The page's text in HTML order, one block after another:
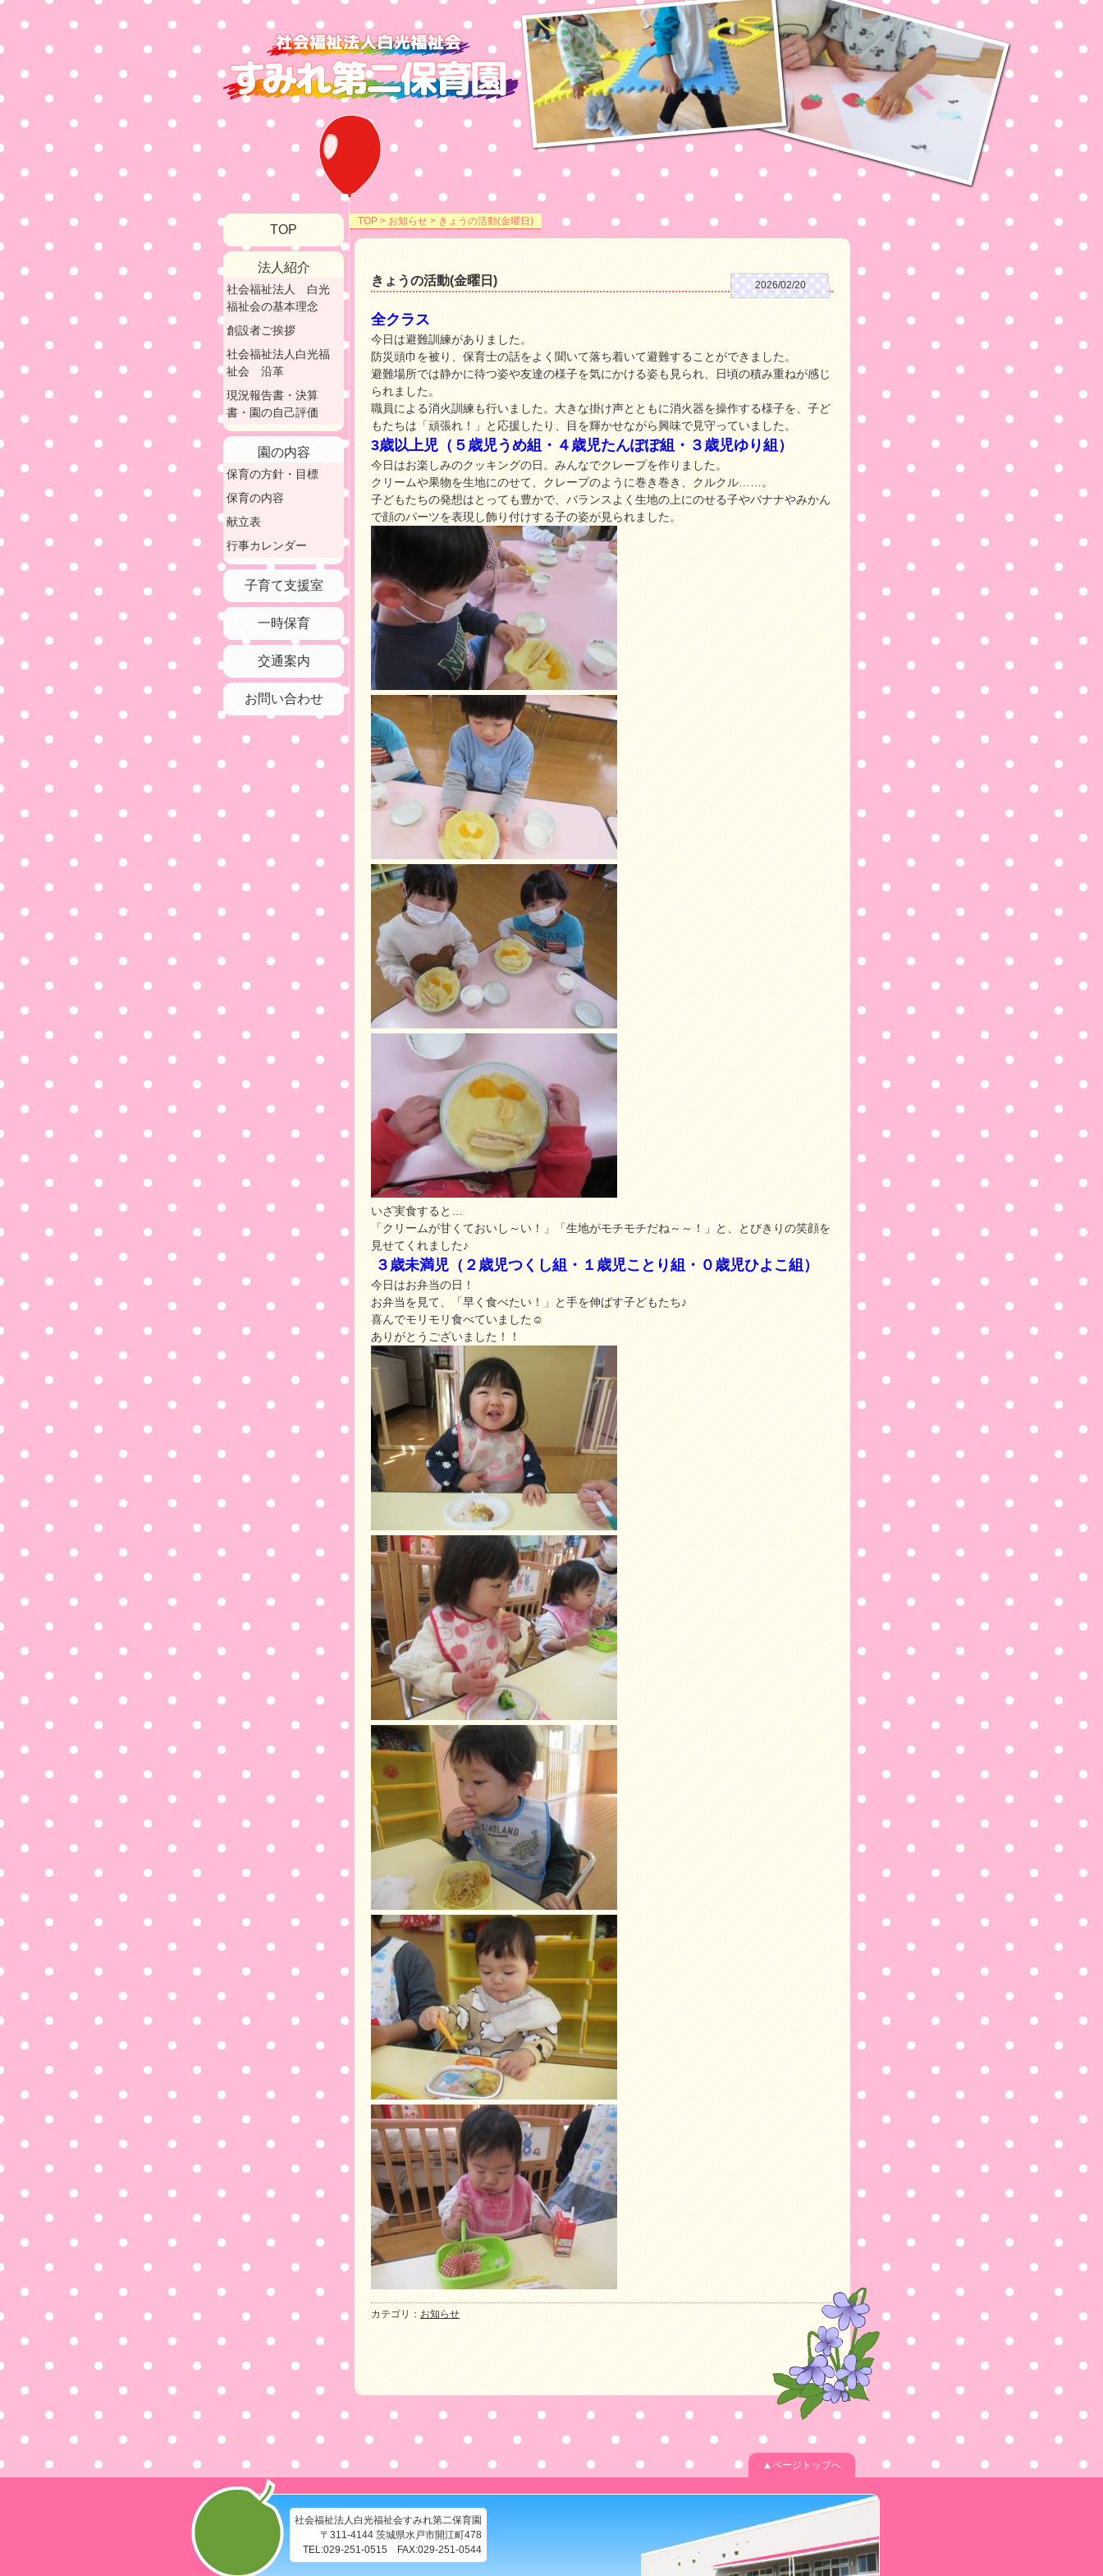
TOP > お知らせ > きょうの活動(金曜日)
2026/02/20
きょうの活動(金曜日)
全クラス
今日は避難訓練がありました。
防災頭巾を被り、保育士の話をよく聞いて落ち着いて避難することができました。
避難場所では静かに待つ姿や友達の様子を気にかける姿も見られ、日頃の積み重ねが感じ
られました。
職員による消火訓練も行いました。大きな掛け声とともに消火器を操作する様子を、子ど
もたちは「頑張れ！」と応援したり、目を輝かせながら興味で見守っていました。
3歳以上児（５歳児うめ組・４歳児たんぽぽ組・３歳児ゆり組）
今日はお楽しみのクッキングの日。みんなでクレープを作りました。
クリームや果物を生地にのせて、クレープのように巻き巻き、クルクル……。
子どもたちの発想はとっても豊かで、バランスよく生地の上にのせる子やバナナやみかん
で顔のパーツを表現し飾り付けする子の姿が見られました。
いざ実食すると…
「クリームが甘くておいし～い！」「生地がモチモチだね～～！」と、とびきりの笑顔を
見せてくれました♪
３歳未満児（２歳児つくし組・１歳児ことり組・０歳児ひよこ組）
今日はお弁当の日！
お弁当を見て、「早く食べたい！」と手を伸ばす子どもたち♪
喜んでモリモリ食べていました☺
ありがとうございました！！
カテゴリ：お知らせ
TOP
法人紹介
社会福祉法人 白光
福祉会の基本理念
創設者ご挨拶
社会福祉法人白光福
祉会 沿革
現況報告書・決算
書・園の自己評価
園の内容
保育の方針・目標
保育の内容
献立表
行事カレンダー
子育て支援室
一時保育
交通案内
お問い合わせ
▲ページトップへ
社会福祉法人白光福祉会すみれ第二保育園
〒311-4144 茨城県水戸市開江町478
TEL:029-251-0515 FAX:029-251-0544